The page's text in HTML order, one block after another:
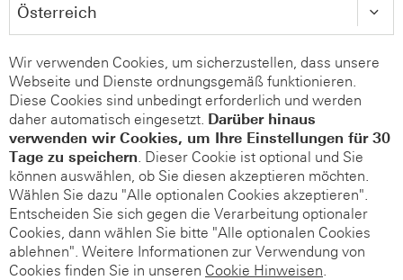
Wir verwenden Cookies, um sicherzustellen, dass unsere
Webseite und Dienste ordnungsgemäß funktionieren.
Diese Cookies sind unbedingt erforderlich und werden
daher automatisch eingesetzt. Darüber hinaus
verwenden wir Cookies, um Ihre Einstellungen für 30
Tage zu speichern. Dieser Cookie ist optional und Sie
können auswählen, ob Sie diesen akzeptieren möchten.
Wählen Sie dazu "Alle optionalen Cookies akzeptieren".
Entscheiden Sie sich gegen die Verarbeitung optionaler
Cookies, dann wählen Sie bitte "Alle optionalen Cookies
ablehnen". Weitere Informationen zur Verwendung von
Cookies finden Sie in unseren Cookie Hinweisen.